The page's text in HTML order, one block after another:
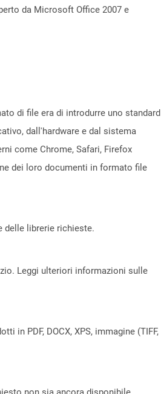
da Microsoft Office 2007 e
di file era di introdurre uno standard
dall'hardware e dal sistema
come Chrome, Safari, Firefox
dei loro documenti in formato file
delle librerie richieste.
Leggi ulteriori informazioni sulle
PDF, DOCX, XPS, immagine (TIFF,